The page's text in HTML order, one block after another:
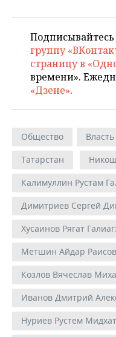
группу
страницу в
времени».
«Дзене».
Общество Власть
Татарстан
Калимуллин Рустам
Димитриев Сергей
Хусаинов Рягат
Метшин Айдар
Козлов Вячеслав
Иванов Дмитрий
Нуриев Рустем